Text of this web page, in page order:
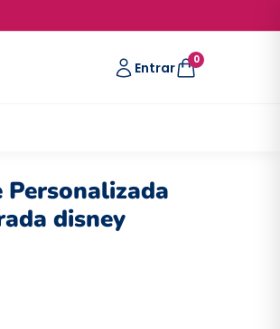
Entrar 0
Personalizada
disney